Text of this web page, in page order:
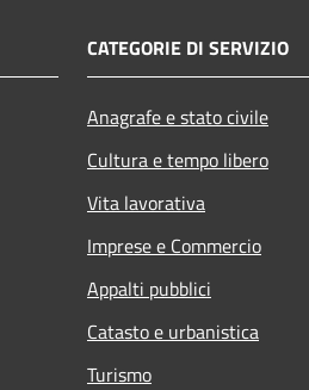
CATEGORIE DI SERVIZIO
Anagrafe e stato civile
Cultura e tempo libero
Vita lavorativa
Imprese e Commercio
Appalti pubblici
Catasto e urbanistica
Turismo